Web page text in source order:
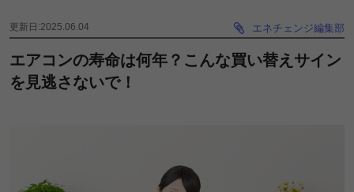
更新日:2025.06.04 エネチェンジ編集部
エアコンの寿命は何年？こんな買い替えサイン
を見逃さないで！